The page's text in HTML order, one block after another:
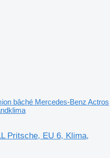
bâché Mercedes-Benz Actros
Pritsche, EU 6, Klima,